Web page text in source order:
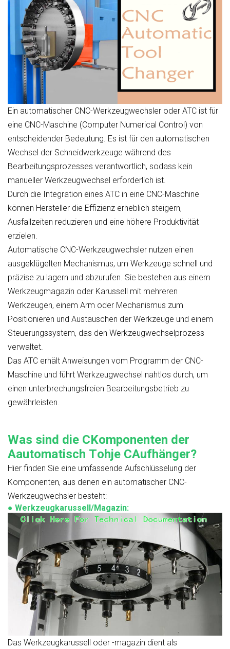
Ein automatischer CNC-Werkzeugwechsler oder ATC ist für
eine CNC-Maschine (Computer Numerical Control) von
entscheidender Bedeutung. Es ist für den automatischen
Wechsel der Schneidwerkzeuge während des
Bearbeitungsprozesses verantwortlich, sodass kein
manueller Werkzeugwechsel erforderlich ist.
Durch die Integration eines ATC in eine CNC-Maschine
können Hersteller die Effizienz erheblich steigern,
Ausfallzeiten reduzieren und eine höhere Produktivität
erzielen.
Automatische CNC-Werkzeugwechsler nutzen einen
ausgeklügelten Mechanismus, um Werkzeuge schnell und
präzise zu lagern und abzurufen. Sie bestehen aus einem
Werkzeugmagazin oder Karussell mit mehreren
Werkzeugen, einem Arm oder Mechanismus zum
Positionieren und Austauschen der Werkzeuge und einem
Steuerungssystem, das den Werkzeugwechselprozess
verwaltet.
Das ATC erhält Anweisungen vom Programm der CNC-
Maschine und führt Werkzeugwechsel nahtlos durch, um
einen unterbrechungsfreien Bearbeitungsbetrieb zu
gewährleisten.
Was sind die CKomponenten der
Aautomatisch Tohje CAufhänger?
Hier finden Sie eine umfassende Aufschlüsselung der
Komponenten, aus denen ein automatischer CNC-
Werkzeugwechsler besteht:
● Werkzeugkarussell/Magazin:
Das Werkzeugkarussell oder -magazin dient als